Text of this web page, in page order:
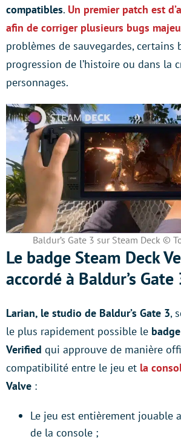
compatibles. Un premier patch est
afin de corriger plusieurs bugs
problèmes de sauvegardes, certains
progression de l’histoire ou dans la
personnages.
Baldur’s Gate 3 sur Steam Deck ©
Le badge Steam Deck
accordé à Baldur’s Gate
Larian, le studio de Baldur’s Gate 3,
le plus rapidement possible le badge
Verified qui approuve de manière
compatibilité entre le jeu et la
Valve :
Le jeu est entièrement jouable
de la console ;